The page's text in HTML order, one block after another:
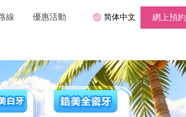
線 優惠活動 简体中文 網上預約